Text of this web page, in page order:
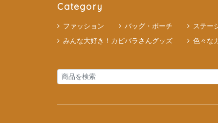
Category
ファッション バッグ・ポーチ ステー
みんな大好き！カピバラさんグッズ
色々な